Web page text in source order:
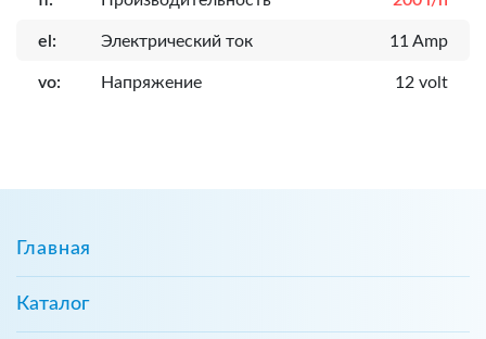
el: Электрический ток 11 Amp
vo: Напряжение 12 volt
Главная
Каталог